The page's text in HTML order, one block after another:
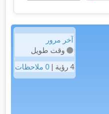
آخر مرور
وقت طويل
4 رؤية |
0 ملاحظات